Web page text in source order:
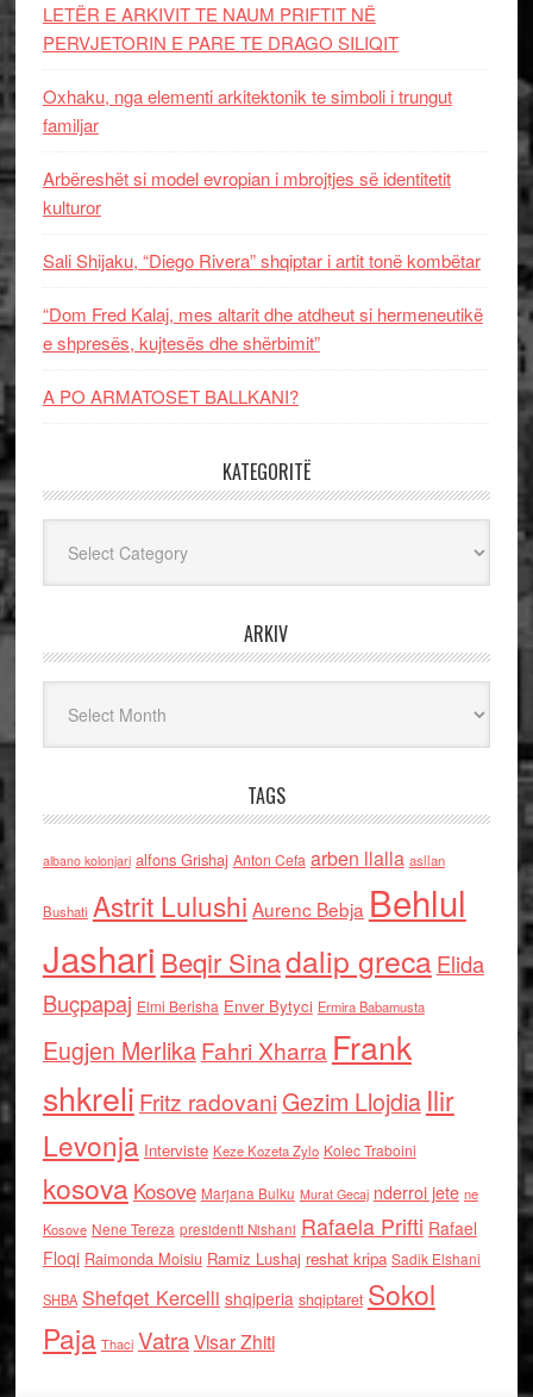
LETËR E ARKIVIT TE NAUM PRIFTIT NË
PERVJETORIN E PARE TE DRAGO SILIQIT
Oxhaku, nga elementi arkitektonik te simboli i trungut
familjar
Arbëreshët si model evropian i mbrojtjes së identitetit
kulturor
Sali Shijaku, “Diego Rivera” shqiptar i artit tonë kombëtar
“Dom Fred Kalaj, mes altarit dhe atdheut si hermeneutikë
e shpresës, kujtesës dhe shërbimit”
A PO ARMATOSET BALLKANI?
KATEGORITË
ARKIV
TAGS
albano kolonjari alfons Grishaj Anton Cefa arben llalla asllan
Bushati Astrit Lulushi Aurenc Bebja Behlul
Jashari Beqir Sinadalip grecaElida
Buçpapaj Elmi Berisha Enver Bytyci Ermira Babamusta
Eugjen MerlikaFahri Xharra Frank
shkreli Fritz radovaniGezim Llojdia Ilir
Levonja Interviste Keze Kozeta Zylo Kolec Traboini
kosova Kosove Marjana Bulku Murat Gecaj nderroi jete ne
Kosove Nene Tereza presidenti Nishani Rafaela Prifti Rafael
Floqi Raimonda Moisiu Ramiz Lushaj reshat kripa Sadik Elshani
SHBA Shefqet Kercelli shqiperia shqiptaret Sokol
Paja Thaci VatraVisar Zhiti